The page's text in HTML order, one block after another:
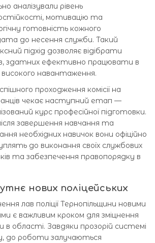
аналізували рівень
мотивацію та
готовність кожного
до несення служби. Такий
підхід дозволяє відібрати
здатних ефективно працювати в
високого навантаження.
проходження комісії на
чекає наступний етап —
курс професійної підготовки.
завершення навчання та
необхідних навичок вони офіційно
до виконання своїх службових
та забезпечення правопорядку в
нових поліцейських
лав поліції Тернопільщини новими
є важливим кроком для зміцнення
в області. Завдяки прозорій системі
до роботи залучаються